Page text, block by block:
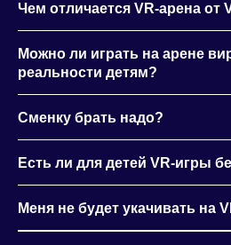
Чем отличается VR-арена от
Можно ли играть на арене
реальности детям?
Сменку брать надо?
Есть ли для детей VR-игры
Меня не будет укачивать на